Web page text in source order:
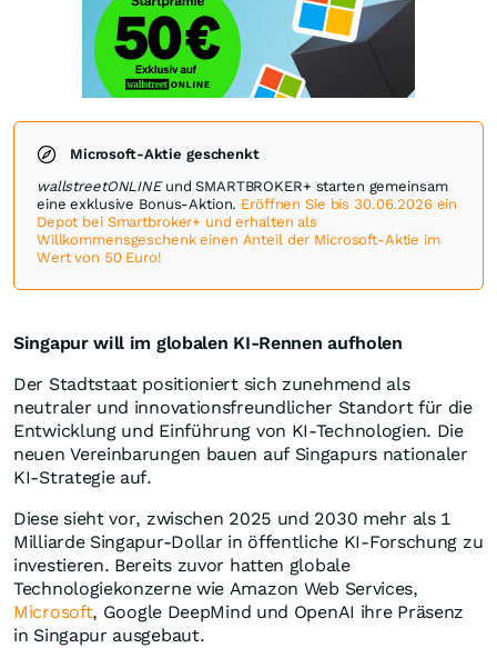
Microsoft-Aktie geschenkt
wallstreetONLINEund SMARTBROKER+ starten gemeinsam
eine exklusive Bonus-Aktion. Eröffnen Sie bis 30.06.2026 ein
Depot bei Smartbroker+ und erhalten als
Willkommensgeschenk einen Anteil der Microsoft-Aktie im
Wert von 50 Euro!
Singapur will im globalen KI-Rennen aufholen
Der Stadtstaat positioniert sich zunehmend als
neutraler und innovationsfreundlicher Standort für die
Entwicklung und Einführung von KI-Technologien. Die
neuen Vereinbarungen bauen auf Singapurs nationaler
KI-Strategie auf.
Diese sieht vor, zwischen 2025 und 2030 mehr als 1
Milliarde Singapur-Dollar in öffentliche KI-Forschung zu
investieren. Bereits zuvor hatten globale
Technologiekonzerne wie Amazon Web Services,
Microsoft, Google DeepMind und OpenAI ihre Präsenz
in Singapur ausgebaut.